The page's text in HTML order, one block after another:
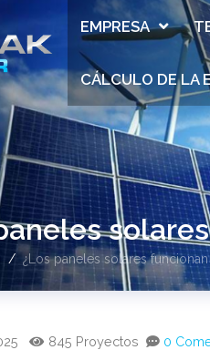
EMPRESA
CÁLCULO DE LA
¿Los paneles solares
845 Proyectos 0